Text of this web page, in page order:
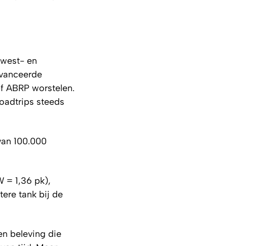
en
worstelen.
steeds
100.000
= 1,36 pk),
tank bij de
beleving die